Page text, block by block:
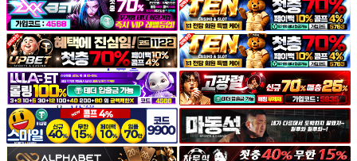
BJ
품번
후방주의
움짤
스포츠
기타
야썰
고객센터